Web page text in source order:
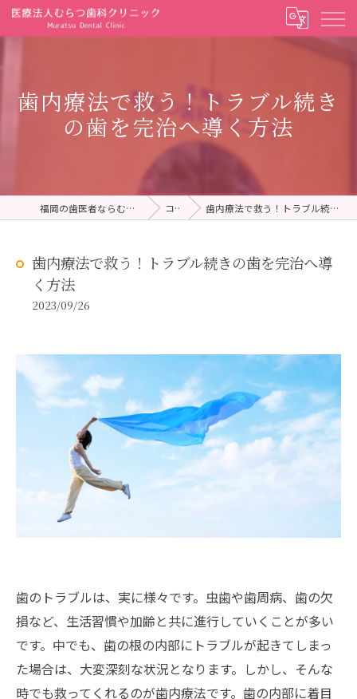
歯内療法で救う！トラブル続き
の歯を完治へ導く方法
福岡の歯医者ならむらつ歯科クリニック コラム 歯内療法で救う！トラブル続きの歯を完治へ導く方法
歯内療法で救う！トラブル続きの歯を完治へ導
く方法
2023/09/26
歯のトラブルは、実に様々です。虫歯や歯周病、歯の欠
損など、生活習慣や加齢と共に進行していくことが多い
です。中でも、歯の根の内部にトラブルが起きてしまっ
た場合は、大変深刻な状況となります。しかし、そんな
時でも救ってくれるのが歯内療法です。歯の内部に着目